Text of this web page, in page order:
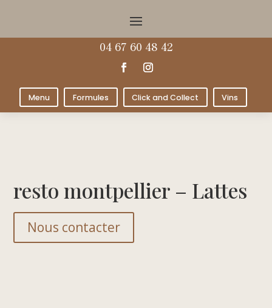
04 67 60 48 42
Menu Formules Click and Collect Vins
resto montpellier – Lattes
Nous contacter